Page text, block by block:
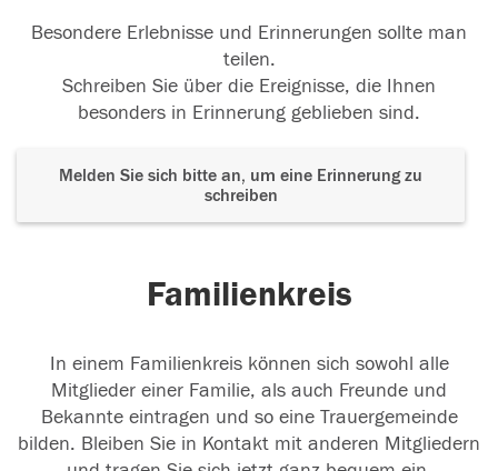
Besondere Erlebnisse und Erinnerungen sollte man
teilen.
Schreiben Sie über die Ereignisse, die Ihnen
besonders in Erinnerung geblieben sind.
Melden Sie sich bitte an, um eine Erinnerung zu
schreiben
Familienkreis
In einem Familienkreis können sich sowohl alle
Mitglieder einer Familie, als auch Freunde und
Bekannte eintragen und so eine Trauergemeinde
bilden. Bleiben Sie in Kontakt mit anderen Mitgliedern